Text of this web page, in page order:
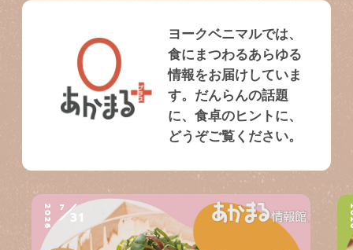
ヨークベニマルでは、
食にまつわるあらゆる
情報をお届けしていま
す。だんらんの話題
に、食卓のヒントに、
どうぞご覧ください。
2026 7
31